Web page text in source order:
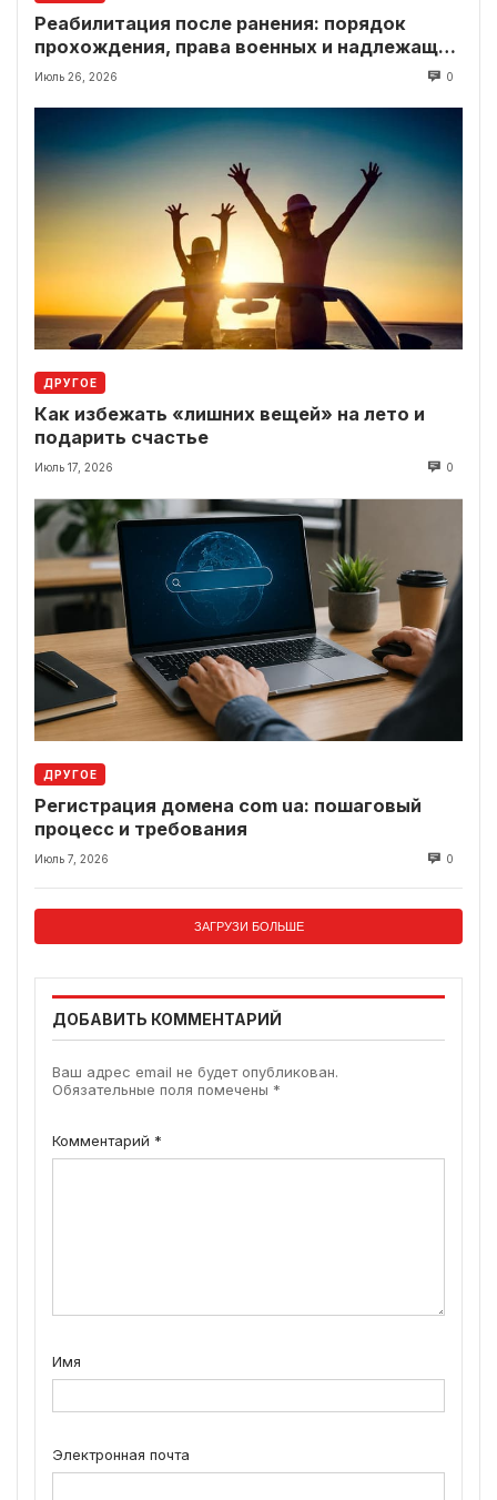
Реабилитация после ранения: порядок
прохождения, права военных и надлежащие
выплаты
Июль 26, 2026 0
ДРУГОЕ
Как избежать «лишних вещей» на лето и
подарить счастье
Июль 17, 2026 0
ДРУГОЕ
Регистрация домена com ua: пошаговый
процесс и требования
Июль 7, 2026 0
ЗАГРУЗИ БОЛЬШЕ
ДОБАВИТЬ КОММЕНТАРИЙ
Ваш адрес email не будет опубликован.
Обязательные поля помечены *
Комментарий *
Имя
Электронная почта